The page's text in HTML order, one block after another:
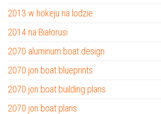
2013 w hokeju na lodzie
2014 na Białorusi
2070 aluminum boat design
2070 jon boat blueprints
2070 jon boat building plans
2070 jon boat plans